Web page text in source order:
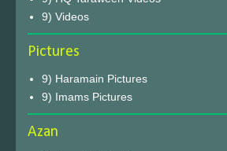
9) Videos
Pictures
9) Haramain Pictures
9) Imams Pictures
Azan